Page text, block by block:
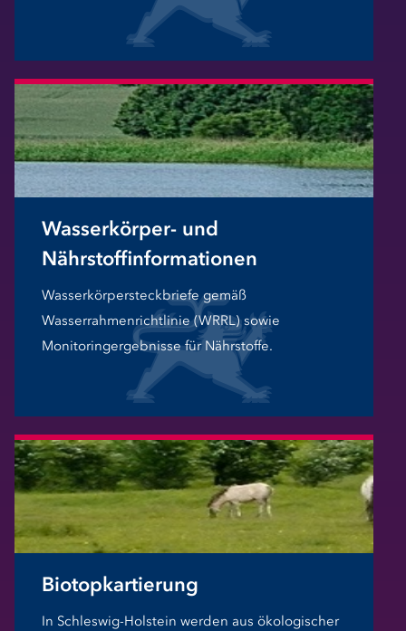
Wasserkörper- und
Nährstoffinformationen
Wasserkörpersteckbriefe gemäß
Wasserrahmenrichtlinie (WRRL) sowie
Monitoringergebnisse für Nährstoffe.
Biotopkartierung
In Schleswig-Holstein werden aus ökologischer